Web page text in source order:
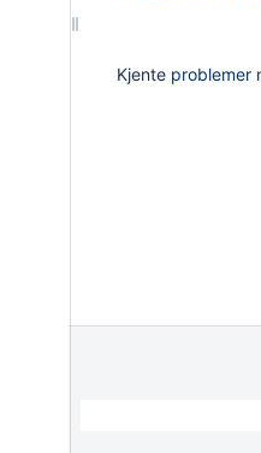
Kjente problemer